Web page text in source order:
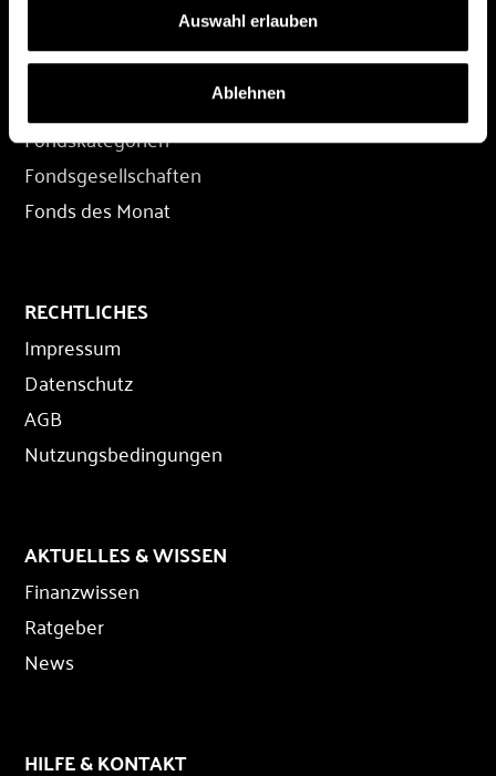
Auswahl erlauben
Ablehnen
FONDS
Fondskategorien
Fondsgesellschaften
Fonds des Monat
RECHTLICHES
Impressum
Datenschutz
AGB
Nutzungsbedingungen
AKTUELLES & WISSEN
Finanzwissen
Ratgeber
News
HILFE & KONTAKT